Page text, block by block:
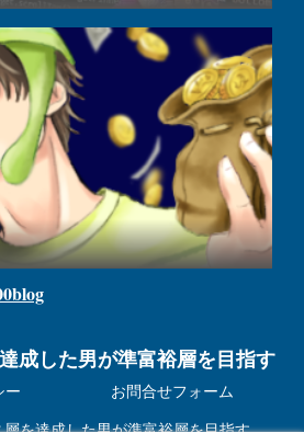
成した男が準富裕層を目指す
ー お問合せフォーム